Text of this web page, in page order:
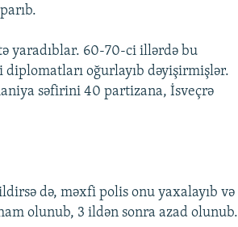
yaradıblar. 60-70-ci illərdə bu
oğurlayıb dəyişirmişlər.
səfirini 40 partizana, İsveçrə
də, məxfi polis onu yaxalayıb və
olunub, 3 ildən sonra azad olunub.